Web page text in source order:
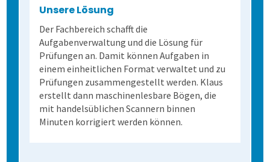
Unsere Lösung
Der Fachbereich schafft die
Aufgabenverwaltung und die Lösung für
Prüfungen an. Damit können Aufgaben in
einem einheitlichen Format verwaltet und zu
Prüfungen zusammengestellt werden. Klaus
erstellt dann maschinenlesbare Bögen, die
mit handelsüblichen Scannern binnen
Minuten korrigiert werden können.